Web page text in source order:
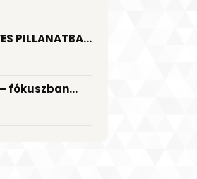
PILLANATBAN
EGYMÁST”
fókuszban